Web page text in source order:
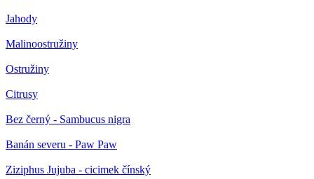
Jahody
Malinoostružiny
Ostružiny
Citrusy
Bez černý - Sambucus nigra
Banán severu - Paw Paw
Ziziphus Jujuba - cicimek čínský